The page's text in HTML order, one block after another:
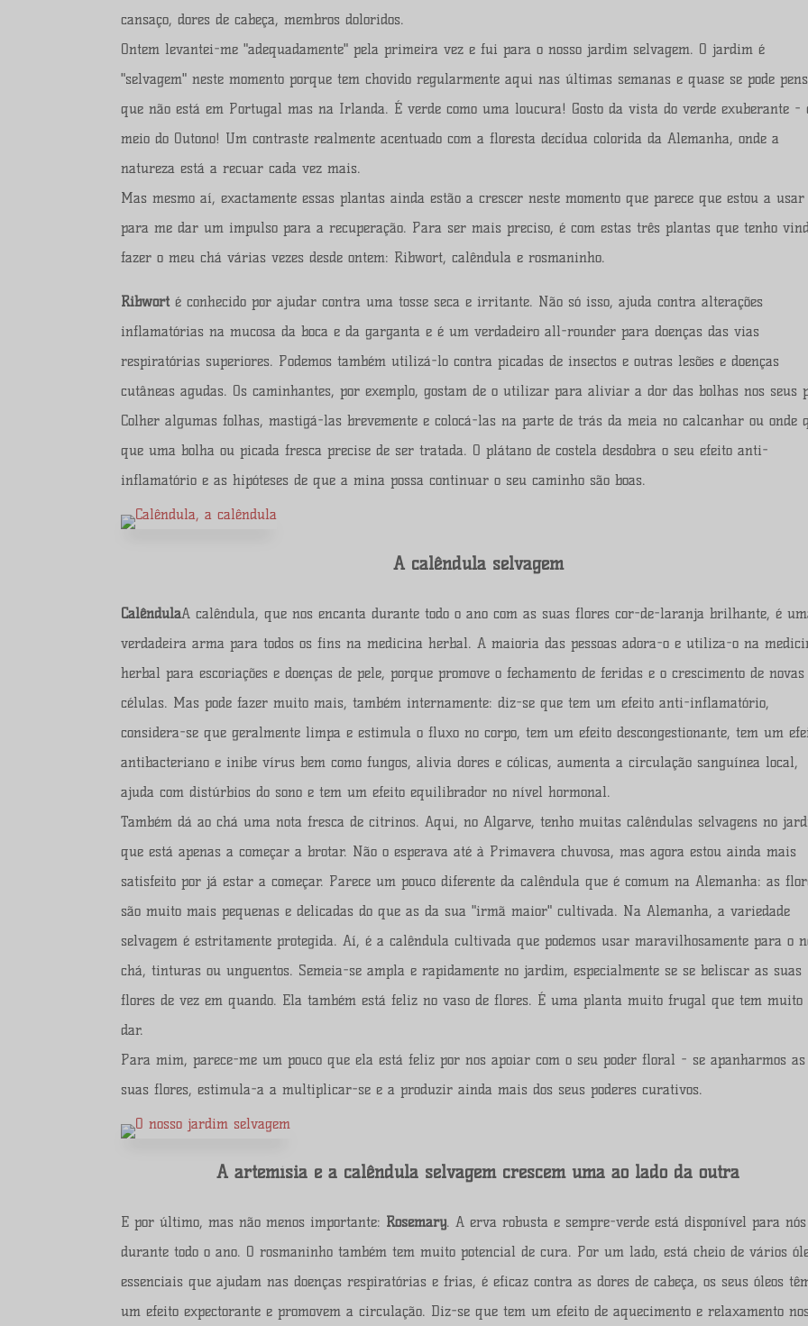
cansaço, dores de cabeça, membros doloridos.
Ontem levantei-me "adequadamente" pela primeira vez e fui para o nosso jardim selvagem. O jardim é
"selvagem" neste momento porque tem chovido regularmente aqui nas últimas semanas e quase se pode
que não está em Portugal mas na Irlanda. É verde como uma loucura! Gosto da vista do verde exuberante -
meio do Outono! Um contraste realmente acentuado com a floresta decídua colorida da Alemanha, onde a
natureza está a recuar cada vez mais.
Mas mesmo aí, exactamente essas plantas ainda estão a crescer neste momento que parece que estou a usar
para me dar um impulso para a recuperação. Para ser mais preciso, é com estas três plantas que tenho
fazer o meu chá várias vezes desde ontem: Ribwort, calêndula e rosmaninho.
Ribworté conhecido por ajudar contra uma tosse seca e irritante. Não só isso, ajuda contra alterações
inflamatórias na mucosa da boca e da garganta e é um verdadeiro all-rounder para doenças das vias
respiratórias superiores. Podemos também utilizá-lo contra picadas de insectos e outras lesões e doenças
cutâneas agudas. Os caminhantes, por exemplo, gostam de o utilizar para aliviar a dor das bolhas nos seus
Colher algumas folhas, mastigá-las brevemente e colocá-las na parte de trás da meia no calcanhar ou onde
que uma bolha ou picada fresca precise de ser tratada. O plátano de costela desdobra o seu efeito anti-
inflamatório e as hipóteses de que a mina possa continuar o seu caminho são boas.
A calêndula selvagem
CalêndulaA calêndula, que nos encanta durante todo o ano com as suas flores cor-de-laranja brilhante, é
verdadeira arma para todos os fins na medicina herbal. A maioria das pessoas adora-o e utiliza-o na
herbal para escoriações e doenças de pele, porque promove o fechamento de feridas e o crescimento de novas
células. Mas pode fazer muito mais, também internamente: diz-se que tem um efeito anti-inflamatório,
considera-se que geralmente limpa e estimula o fluxo no corpo, tem um efeito descongestionante, tem um
antibacteriano e inibe vírus bem como fungos, alivia dores e cólicas, aumenta a circulação sanguínea local,
ajuda com distúrbios do sono e tem um efeito equilibrador no nível hormonal.
Também dá ao chá uma nota fresca de citrinos. Aqui, no Algarve, tenho muitas calêndulas selvagens no
que está apenas a começar a brotar. Não o esperava até à Primavera chuvosa, mas agora estou ainda mais
satisfeito por já estar a começar. Parece um pouco diferente da calêndula que é comum na Alemanha: as
são muito mais pequenas e delicadas do que as da sua "irmã maior" cultivada. Na Alemanha, a variedade
selvagem é estritamente protegida. Aí, é a calêndula cultivada que podemos usar maravilhosamente para o
chá, tinturas ou unguentos. Semeia-se ampla e rapidamente no jardim, especialmente se se beliscar as suas
flores de vez em quando. Ela também está feliz no vaso de flores. É uma planta muito frugal que tem muito
dar.
Para mim, parece-me um pouco que ela está feliz por nos apoiar com o seu poder floral - se apanharmos as
suas flores, estimula-a a multiplicar-se e a produzir ainda mais dos seus poderes curativos.
A artemísia e a calêndula selvagem crescem uma ao lado da outra
E por último, mas não menos importante: Rosemary. A erva robusta e sempre-verde está disponível para nós
durante todo o ano. O rosmaninho também tem muito potencial de cura. Por um lado, está cheio de vários
essenciais que ajudam nas doenças respiratórias e frias, é eficaz contra as dores de cabeça, os seus óleos
um efeito expectorante e promovem a circulação. Diz-se que tem um efeito de aquecimento e relaxamento